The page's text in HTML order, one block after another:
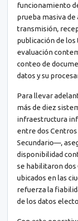
funcionamiento
prueba masiva
transmisión,
publicación de
evaluación
conteo de
datos y su
Para llevar
más de diez
infraestructura
entre dos
Secundario—,
disponibilidad
se habilitaron dos
ubicados en las
refuerza la
de los datos